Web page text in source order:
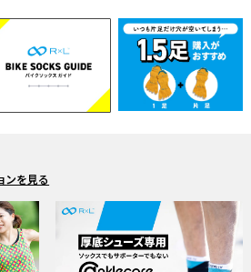
を見る
雨の日ウェア・ソックス特集